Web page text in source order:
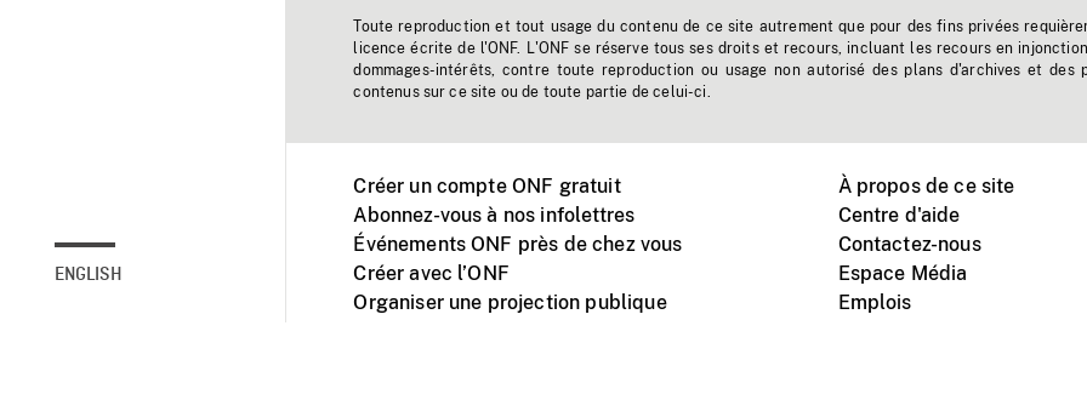
ENGLISH
Toute reproduction et tout usage du contenu de ce site autrement que pour des fins privées
licence écrite de l'ONF. L'ONF se réserve tous ses droits et recours, incluant les recours en
dommages-intérêts, contre toute reproduction ou usage non autorisé des plans d'archives et des
contenus sur ce site ou de toute partie de celui-ci.
Créer un compte ONF gratuit
Abonnez-vous à nos infolettres
Événements ONF près de chez vous
Créer avec l’ONF
Organiser une projection publique
À propos de ce site
Centre d'aide
Contactez-nous
Espace Média
Emplois